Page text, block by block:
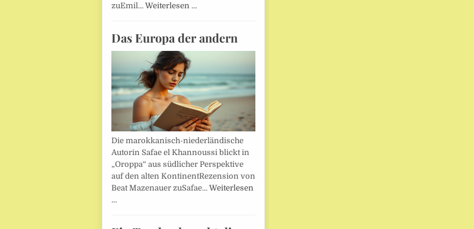
zuEmil… Weiterlesen …
Das Europa der andern
Die marokkanisch-niederländische
Autorin Safae el Khannoussi blickt in
„Oroppa“ aus südlicher Perspektive
auf den alten KontinentRezension von
Beat Mazenauer zuSafae… Weiterlesen
…